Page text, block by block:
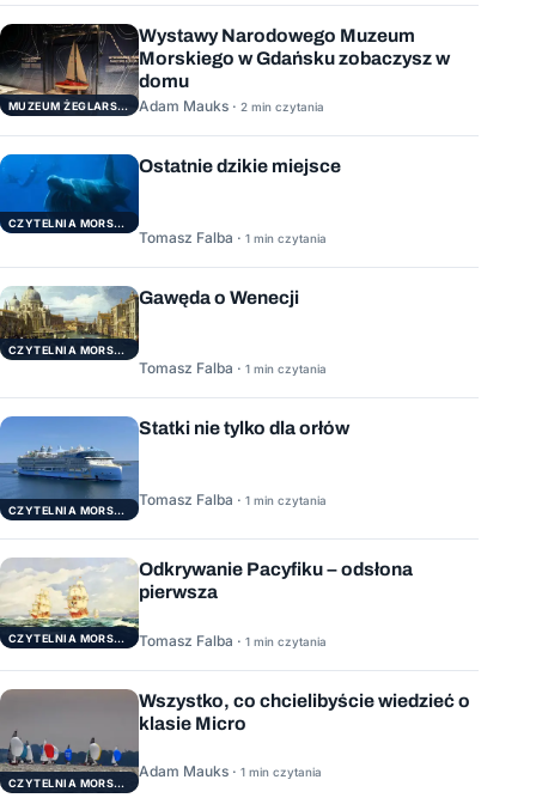
MUZEUM ŻEGLARSTWA POMORSKIEGO
Wystawy Narodowego Muzeum
Morskiego w Gdańsku zobaczysz w
domu
Adam Mauks · 2 min czytania
CZYTELNIA MORSKA
Ostatnie dzikie miejsce
Tomasz Falba · 1 min czytania
CZYTELNIA MORSKA
Gawęda o Wenecji
Tomasz Falba · 1 min czytania
CZYTELNIA MORSKA
Statki nie tylko dla orłów
Tomasz Falba · 1 min czytania
CZYTELNIA MORSKA
Odkrywanie Pacyfiku – odsłona
pierwsza
Tomasz Falba · 1 min czytania
CZYTELNIA MORSKA
Wszystko, co chcielibyście wiedzieć o
klasie Micro
Adam Mauks · 1 min czytania